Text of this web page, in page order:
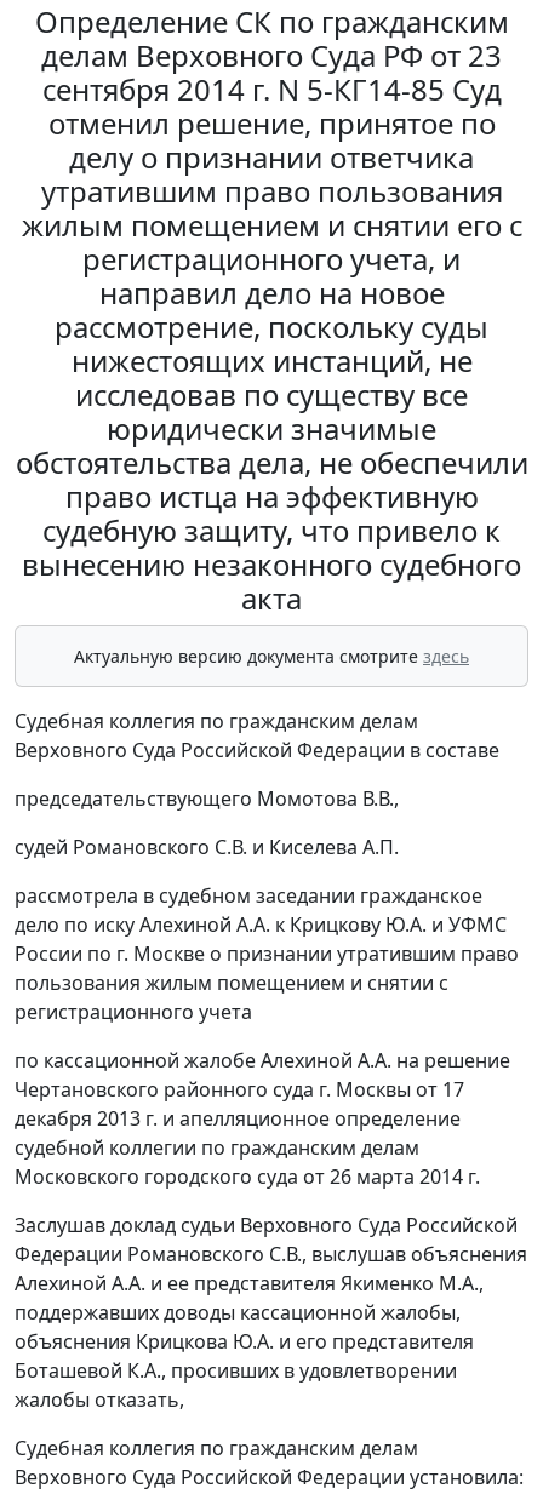
Определение СК по гражданским
делам Верховного Суда РФ от 23
сентября 2014 г. N 5-КГ14-85 Суд
отменил решение, принятое по
делу о признании ответчика
утратившим право пользования
жилым помещением и снятии его с
регистрационного учета, и
направил дело на новое
рассмотрение, поскольку суды
нижестоящих инстанций, не
исследовав по существу все
юридически значимые
обстоятельства дела, не обеспечили
право истца на эффективную
судебную защиту, что привело к
вынесению незаконного судебного
акта
Актуальную версию документа смотрите здесь
Судебная коллегия по гражданским делам
Верховного Суда Российской Федерации в составе
председательствующего Момотова В.В.,
судей Романовского С.В. и Киселева А.П.
рассмотрела в судебном заседании гражданское
дело по иску Алехиной А.А. к Крицкову Ю.A. и УФМС
России по г. Москве о признании утратившим право
пользования жилым помещением и снятии с
регистрационного учета
по кассационной жалобе Алехиной A.A. на решение
Чертановского районного суда г. Москвы от 17
декабря 2013 г. и апелляционное определение
судебной коллегии по гражданским делам
Московского городского суда от 26 марта 2014 г.
Заслушав доклад судьи Верховного Суда Российской
Федерации Романовского С.В., выслушав объяснения
Алехиной А.А. и ее представителя Якименко М.А.,
поддержавших доводы кассационной жалобы,
объяснения Крицкова Ю.А. и его представителя
Боташевой К.А., просивших в удовлетворении
жалобы отказать,
Судебная коллегия по гражданским делам
Верховного Суда Российской Федерации установила: